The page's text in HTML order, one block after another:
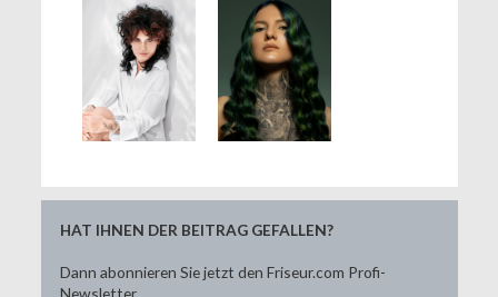
HAT IHNEN DER BEITRAG GEFALLEN?
Dann abonnieren Sie jetzt den Friseur.com Profi-